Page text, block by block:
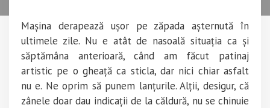
Mașina derapează ușor pe zăpada așternută în
ultimele zile. Nu e atât de nasoală situația ca și
săptămâna anterioară, când am făcut patinaj
artistic pe o gheață ca sticla, dar nici chiar asfalt
nu e. Ne oprim să punem lanțurile. Alții, desigur, că
zânele doar dau indicații de la căldură, nu se chinuie